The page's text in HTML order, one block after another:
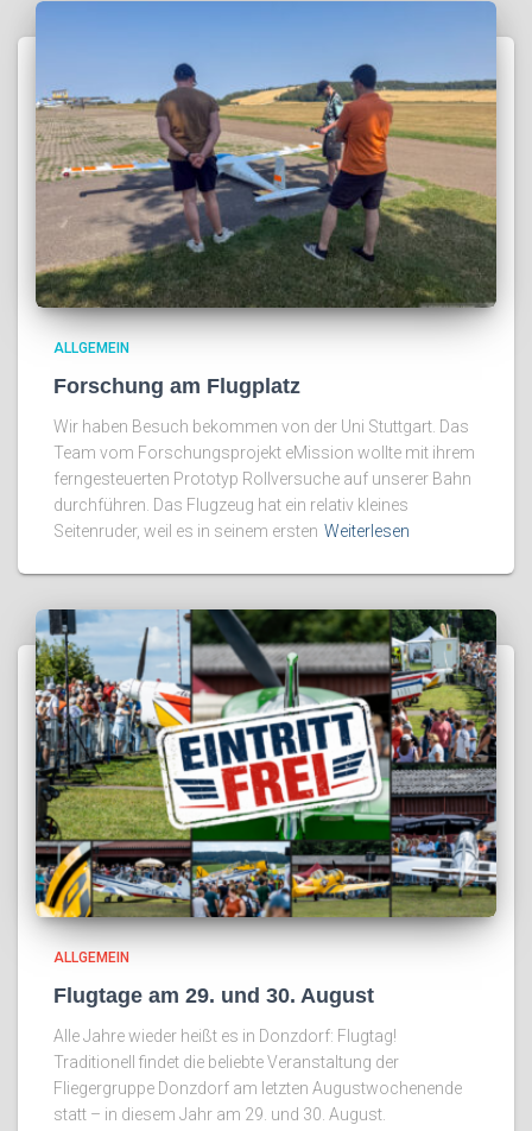
ALLGEMEIN
Forschung am Flugplatz
Wir haben Besuch bekommen von der Uni Stuttgart. Das
Team vom Forschungsprojekt eMission wollte mit ihrem
ferngesteuerten Prototyp Rollversuche auf unserer Bahn
durchführen. Das Flugzeug hat ein relativ kleines
Seitenruder, weil es in seinem ersten Weiterlesen
ALLGEMEIN
Flugtage am 29. und 30. August
Alle Jahre wieder heißt es in Donzdorf: Flugtag!
Traditionell findet die beliebte Veranstaltung der
Fliegergruppe Donzdorf am letzten Augustwochenende
statt – in diesem Jahr am 29. und 30. August.